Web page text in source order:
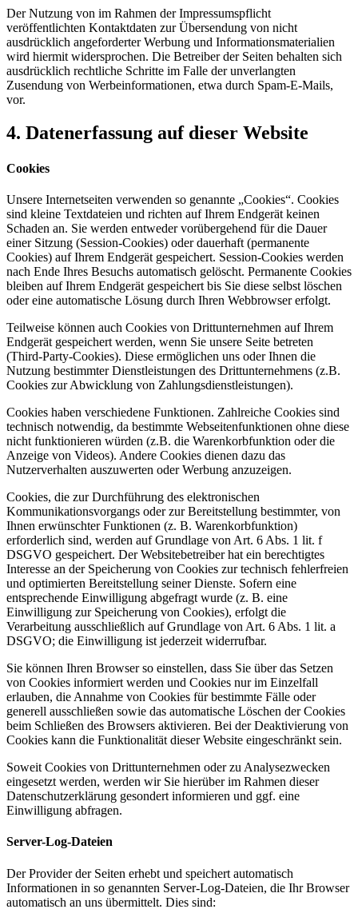
Der Nutzung von im Rahmen der Impressumspflicht
veröffentlichten Kontaktdaten zur Übersendung von nicht
ausdrücklich angeforderter Werbung und Informationsmaterialien
wird hiermit widersprochen. Die Betreiber der Seiten behalten sich
ausdrücklich rechtliche Schritte im Falle der unverlangten
Zusendung von Werbeinformationen, etwa durch Spam-E-Mails,
vor.
4. Datenerfassung auf dieser Website
Cookies
Unsere Internetseiten verwenden so genannte „Cookies“. Cookies
sind kleine Textdateien und richten auf Ihrem Endgerät keinen
Schaden an. Sie werden entweder vorübergehend für die Dauer
einer Sitzung (Session-Cookies) oder dauerhaft (permanente
Cookies) auf Ihrem Endgerät gespeichert. Session-Cookies werden
nach Ende Ihres Besuchs automatisch gelöscht. Permanente Cookies
bleiben auf Ihrem Endgerät gespeichert bis Sie diese selbst löschen
oder eine automatische Lösung durch Ihren Webbrowser erfolgt.
Teilweise können auch Cookies von Drittunternehmen auf Ihrem
Endgerät gespeichert werden, wenn Sie unsere Seite betreten
(Third-Party-Cookies). Diese ermöglichen uns oder Ihnen die
Nutzung bestimmter Dienstleistungen des Drittunternehmens (z.B.
Cookies zur Abwicklung von Zahlungsdienstleistungen).
Cookies haben verschiedene Funktionen. Zahlreiche Cookies sind
technisch notwendig, da bestimmte Webseitenfunktionen ohne diese
nicht funktionieren würden (z.B. die Warenkorbfunktion oder die
Anzeige von Videos). Andere Cookies dienen dazu das
Nutzerverhalten auszuwerten oder Werbung anzuzeigen.
Cookies, die zur Durchführung des elektronischen
Kommunikationsvorgangs oder zur Bereitstellung bestimmter, von
Ihnen erwünschter Funktionen (z. B. Warenkorbfunktion)
erforderlich sind, werden auf Grundlage von Art. 6 Abs. 1 lit. f
DSGVO gespeichert. Der Websitebetreiber hat ein berechtigtes
Interesse an der Speicherung von Cookies zur technisch fehlerfreien
und optimierten Bereitstellung seiner Dienste. Sofern eine
entsprechende Einwilligung abgefragt wurde (z. B. eine
Einwilligung zur Speicherung von Cookies), erfolgt die
Verarbeitung ausschließlich auf Grundlage von Art. 6 Abs. 1 lit. a
DSGVO; die Einwilligung ist jederzeit widerrufbar.
Sie können Ihren Browser so einstellen, dass Sie über das Setzen
von Cookies informiert werden und Cookies nur im Einzelfall
erlauben, die Annahme von Cookies für bestimmte Fälle oder
generell ausschließen sowie das automatische Löschen der Cookies
beim Schließen des Browsers aktivieren. Bei der Deaktivierung von
Cookies kann die Funktionalität dieser Website eingeschränkt sein.
Soweit Cookies von Drittunternehmen oder zu Analysezwecken
eingesetzt werden, werden wir Sie hierüber im Rahmen dieser
Datenschutzerklärung gesondert informieren und ggf. eine
Einwilligung abfragen.
Server-Log-Dateien
Der Provider der Seiten erhebt und speichert automatisch
Informationen in so genannten Server-Log-Dateien, die Ihr Browser
automatisch an uns übermittelt. Dies sind: